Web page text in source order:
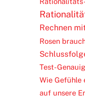
Rechnen
Rosen
Test-
Wie Gefühle
auf unsere